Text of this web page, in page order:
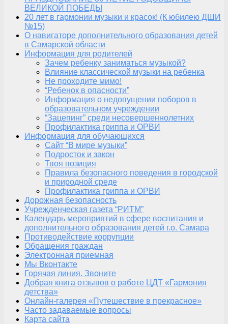
ВЕЛИКОЙ ПОБЕДЫ
20 лет в гармонии музыки и красок! (К юбилею ДШИ
№15)
О навигаторе дополнительного образования детей
в Самарской области
Информация для родителей
Зачем ребенку заниматься музыкой?
Влияние классической музыки на ребенка
Не проходите мимо!
“Ребенок в опасности”
Информация о недопущении поборов в
образовательном учреждении
“Зацепинг” среди несовершеннолетних
Профилактика гриппа и ОРВИ
Информация для обучающихся
Сайт “В мире музыки”
Подросток и закон
Твоя позиция
Правила безопасного поведения в городской
и природной среде
Профилактика гриппа и ОРВИ
Дорожная безопасность
Учрежденческая газета “РИТМ”
Календарь мероприятий в сфере воспитания и
дополнительного образования детей г.о. Самара
Противодействие коррупции
Обращения граждан
Электронная приемная
Мы Вконтакте
Горячая линия. Звоните
Добрая книга отзывов о работе ЦДТ «Гармония
детства»
Онлайн-галерея «Путешествие в прекрасное»
Часто задаваемые вопросы
Карта сайта